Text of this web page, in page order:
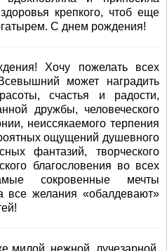
крепкого, чтоб еще
С днем рождения!
Хочу пожелать всех
может наградить
счастья и радости,
дружбы, человеческого
неиссякаемого терпения
ощущений душевного
фантазий, творческого
благословения во всех
сокровенные мечты
все желания «обалдевают»
милой, нежной, лучезарной,